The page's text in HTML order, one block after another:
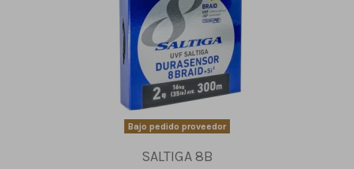
Bajo pedido proveedor
SALTIGA 8B